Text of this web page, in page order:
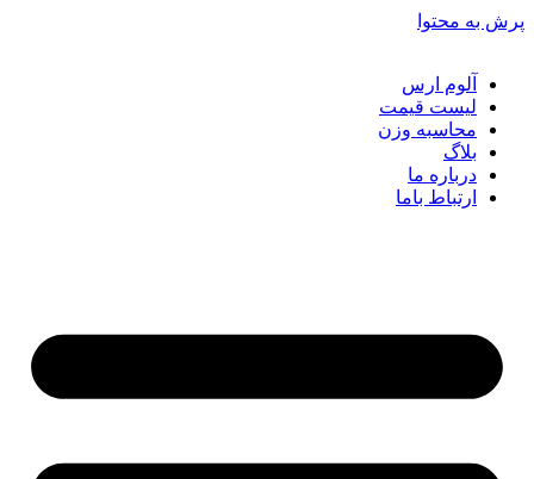
به محتوا
آلوم ارس
لیست قیمت
محاسبه وزن
بلاگ
درباره ما
ارتباط باما